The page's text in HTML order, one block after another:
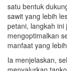
satu bentuk
sawit yang lebih
petani, langkah
mengoptimalkan
manfaat yang
Ia menjelaskan,